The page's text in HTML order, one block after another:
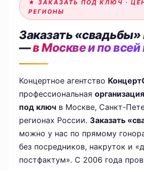
★ ЗАКАЗАТЬ ПОД КЛЮЧ ·
РЕГИОНЫ
Заказать
—в Москве и по
Концертное агентство
профессиональная
под ключ в Москве, Санкт-
регионах России. Заказать
можно у нас по прямому
без посредников, накруток и
постфактум». С 2006 года